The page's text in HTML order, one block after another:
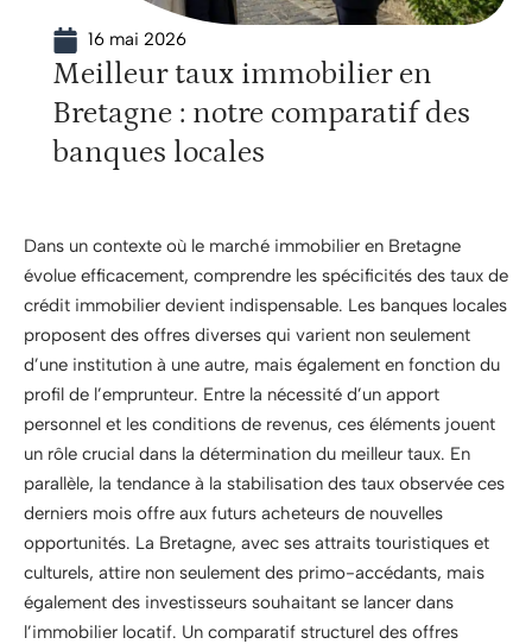
16 mai 2026
Meilleur taux immobilier en
Bretagne : notre comparatif des
banques locales
Dans un contexte où le marché immobilier en Bretagne
évolue efficacement, comprendre les spécificités des taux de
crédit immobilier devient indispensable. Les banques locales
proposent des offres diverses qui varient non seulement
d’une institution à une autre, mais également en fonction du
profil de l’emprunteur. Entre la nécessité d’un apport
personnel et les conditions de revenus, ces éléments jouent
un rôle crucial dans la détermination du meilleur taux. En
parallèle, la tendance à la stabilisation des taux observée ces
derniers mois offre aux futurs acheteurs de nouvelles
opportunités. La Bretagne, avec ses attraits touristiques et
culturels, attire non seulement des primo-accédants, mais
également des investisseurs souhaitant se lancer dans
l’immobilier locatif. Un comparatif structurel des offres